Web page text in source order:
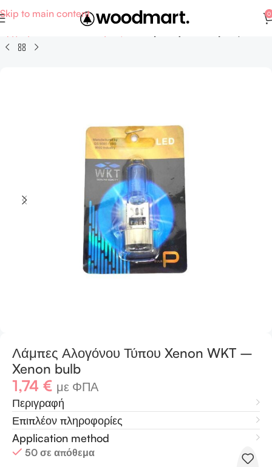
Skip to main content 0
Λάμπες Αλογόνου Τύπου Xenon WKT –
Xenon bulb
1,74 € με ΦΠΑ
Περιγραφή
Επιπλέον πληροφορίες
Application method
50 σε απόθεμα